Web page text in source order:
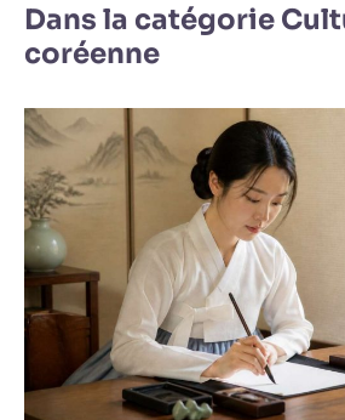
Dans la catégorie
coréenne